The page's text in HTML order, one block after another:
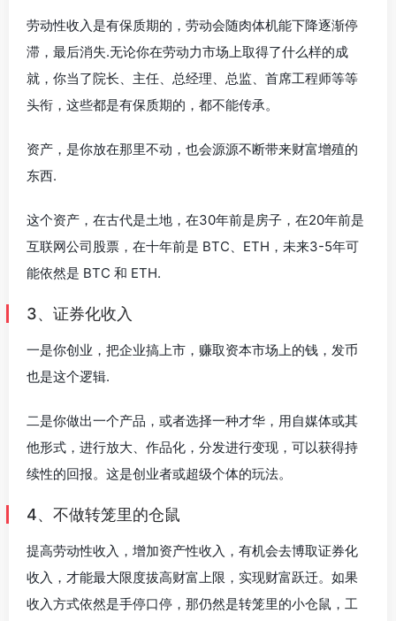
劳动性收入是有保质期的，劳动会随肉体机能下降逐渐停
滞，最后消失.无论你在劳动力市场上取得了什么样的成
就，你当了院长、主任、总经理、总监、首席工程师等等
头衔，这些都是有保质期的，都不能传承。
资产，是你放在那里不动，也会源源不断带来财富增殖的
东西.
这个资产，在古代是土地，在30年前是房子，在20年前是
互联网公司股票，在十年前是 BTC、ETH，未来3-5年可
能依然是 BTC 和 ETH.
3、证券化收入
一是你创业，把企业搞上市，赚取资本市场上的钱，发币
也是这个逻辑.
二是你做出一个产品，或者选择一种才华，用自媒体或其
他形式，进行放大、作品化，分发进行变现，可以获得持
续性的回报。这是创业者或超级个体的玩法。
4、不做转笼里的仓鼠
提高劳动性收入，增加资产性收入，有机会去博取证券化
收入，才能最大限度拔高财富上限，实现财富跃迁。如果
收入方式依然是手停口停，那仍然是转笼里的小仓鼠，工